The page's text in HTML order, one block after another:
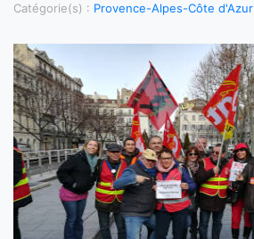
Catégorie(s) : Provence-Alpes-Côte d'Azur